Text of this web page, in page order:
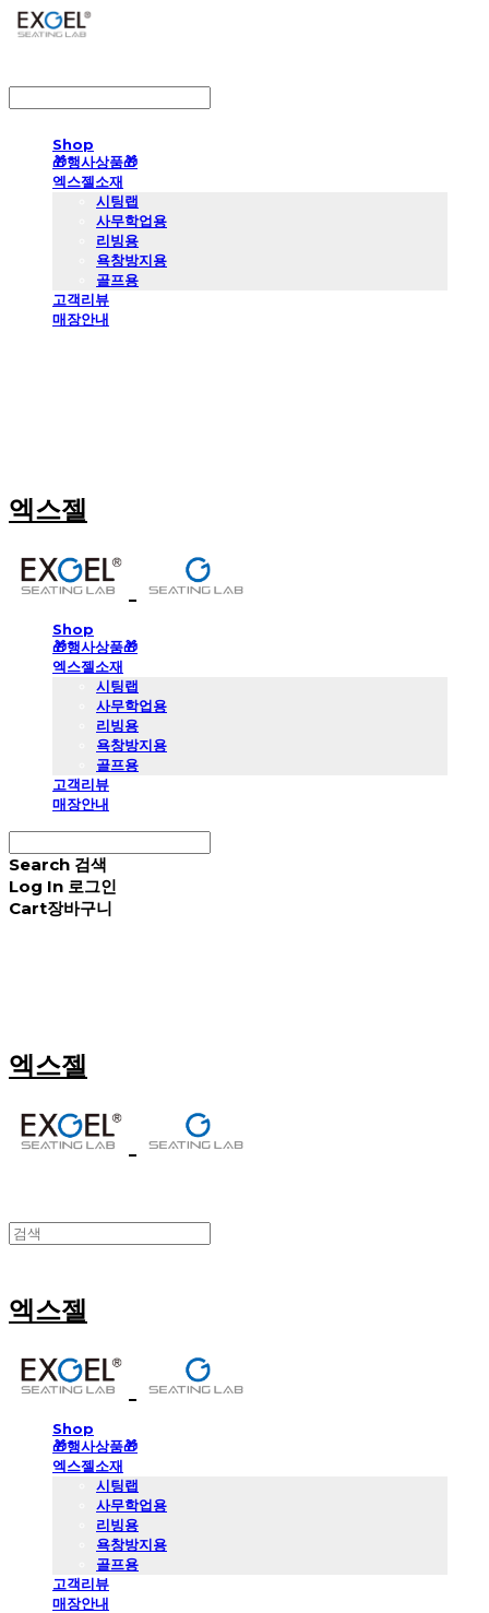
Shop
🎁행사상품🎁
엑스젤소재
시팅랩
사무학업용
리빙용
욕창방지용
골프용
고객리뷰
매장안내
엑스젤
Shop
🎁행사상품🎁
엑스젤소재
시팅랩
사무학업용
리빙용
욕창방지용
골프용
고객리뷰
매장안내
Search 검색
Log In 로그인
Cart장바구니
엑스젤
엑스젤
Shop
🎁행사상품🎁
엑스젤소재
시팅랩
사무학업용
리빙용
욕창방지용
골프용
고객리뷰
매장안내